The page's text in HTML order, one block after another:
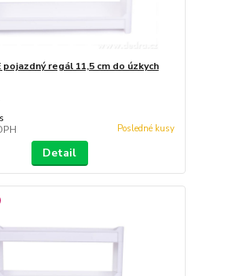
pojazdný regál 11,5 cm do úzkych
Posledné kusy
Detail